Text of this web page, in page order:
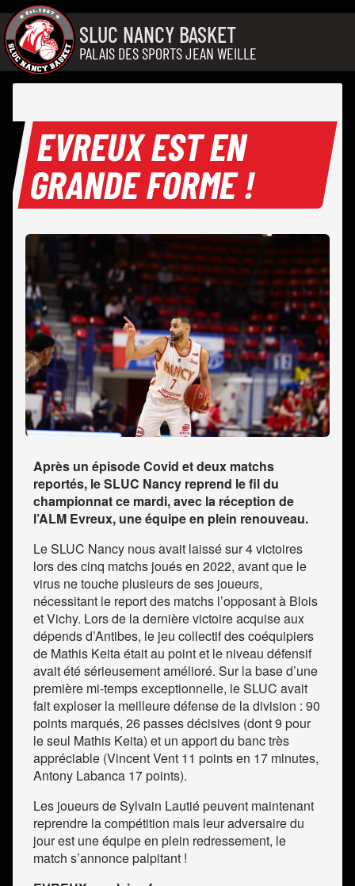
Aller au contenu
SLUC NANCY BASKET
PALAIS DES SPORTS JEAN WEILLE
EVREUX EST EN
GRANDE FORME !
Après un épisode Covid et deux matchs
reportés, le SLUC Nancy reprend le fil du
championnat ce mardi, avec la réception de
l’ALM Evreux, une équipe en plein renouveau.
Le SLUC Nancy nous avait laissé sur 4 victoires
lors des cinq matchs joués en 2022, avant que le
virus ne touche plusieurs de ses joueurs,
nécessitant le report des matchs l’opposant à Blois
et Vichy. Lors de la dernière victoire acquise aux
dépends d’Antibes, le jeu collectif des coéquipiers
de Mathis Keita était au point et le niveau défensif
avait été sérieusement amélioré. Sur la base d’une
première mi-temps exceptionnelle, le SLUC avait
fait exploser la meilleure défense de la division : 90
points marqués, 26 passes décisives (dont 9 pour
le seul Mathis Keita) et un apport du banc très
appréciable (Vincent Vent 11 points en 17 minutes,
Antony Labanca 17 points).
Les joueurs de Sylvain Lautié peuvent maintenant
reprendre la compétition mais leur adversaire du
jour est une équipe en plein redressement, le
match s’annonce palpitant !